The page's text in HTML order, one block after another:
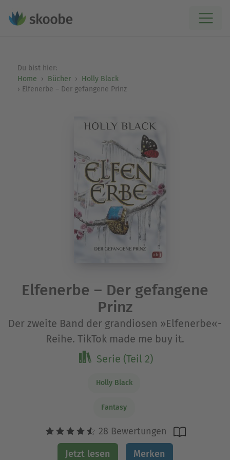
Du bist hier:
Home
Bücher
Holly Black
Elfenerbe – Der gefangene Prinz
Elfenerbe – Der gefangene
Prinz
Der zweite Band der grandiosen »Elfenerbe«-
Reihe. TikTok made me buy it.
Serie (Teil 2)
Holly Black
Fantasy
28 Bewertungen
Jetzt lesen Merken